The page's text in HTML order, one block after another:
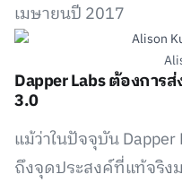
เมษายนปี 2017
Dapper Labs ต้องการ
3.0
แม้ว่าในปัจจุบัน
ถึงจุดประสงค์ที่แท้จริง